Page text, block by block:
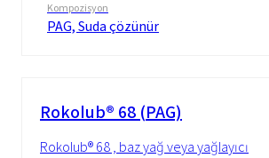
Kompozisyon
PAG, Suda çözünür
Rokolub® 68 (PAG)
Rokolub® 68 , baz yağ veya yağlayıcı